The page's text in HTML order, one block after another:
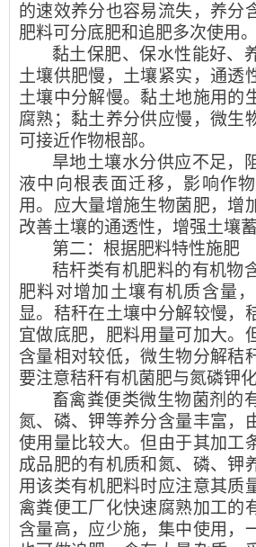
的速效养分也容易流失，养分
肥料可分底肥和追肥多次使用。
黏土保肥、保水性能好、
土壤供肥慢，土壤紧实，通透
土壤中分解慢。黏土地施用的
腐熟；黏土养分供应慢，微生
可接近作物根部。
旱地土壤水分供应不足，
液中向根表面迁移，影响作
用。应大量增施生物菌肥，增
改善土壤的通透性，增强土壤
第二：根据肥料特性施肥
秸杆类有机肥料的有机物
肥料对增加土壤有机质含量
显。秸秆在土壤中分解较慢，
宜做底肥，肥料用量可加大。
含量相对较低，微生物分解秸
要注意秸秆有机菌肥与氮磷钾
畜禽粪便类微生物菌剂的
氮、磷、钾等养分含量丰富，
使用量比较大。但由于其加工
成品肥的有机质和氮、磷、钾
用该类有机肥料时应注意其质
禽粪便工厂化快速腐熟加工的
含量高，应少施，集中使用，